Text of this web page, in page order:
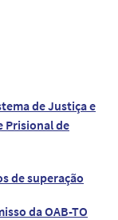
de Justiça e
Prisional de
de superação
da OAB-TO